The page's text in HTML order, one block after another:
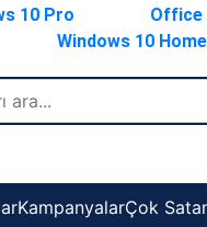
10 Pro
Office
Windows 10 Home
KampanyalarÇok